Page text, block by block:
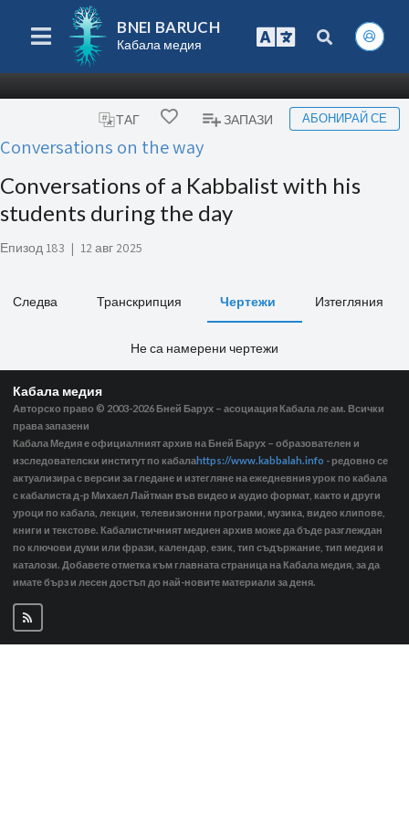
BNEI BARUCH
Кабала медия
ТАГ ЗАПАЗИ АБОНИРАЙ СЕ
Conversations on the way
Conversations of a Kabbalist with his
students during the day
Епизод 183 | 12 авг 2025
Следва Транскрипция Чертежи Изтегляния
Не са намерени чертежи
Кабала медия
Авторско право © 2003-2026 Бней Барух – асоциация Кабала ле ам. Всички
права запазени
Кабала Медия е официалният архив на Бней Барух – образователен и
изследователски институт по кабалаhttps://www.kabbalah.info - редовно се
актуализира с версии за гледане и изтегляне на ежедневния урок по кабала
с кабалиста д-р Михаел Лайтман във видео и аудио формат, както и други
уроци по кабала, лекции, телевизионни програми, музика, видео клипове,
книги и текстове. Кабалистичният медиен архив може да бъде разглеждан
по ключови думи или фрази, календар, език, тип съдържание, тип медия и
каталози. Добавете отметка към главната страница на Кабала медия, за да
имате бърз и лесен достъп до най-новите материали за деня.